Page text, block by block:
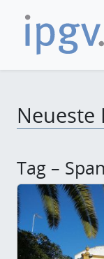
Neueste
Tag –